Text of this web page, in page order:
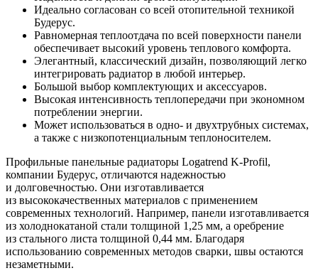
Идеально согласован со всей отопительной техникой
Будерус.
Равномерная теплоотдача по всей поверхности панели
обеспечивает высокий уровень теплового комфорта.
Элегантный, классический дизайн, позволяющий легко
интегрировать радиатор в любой интерьер.
Большой выбор комплектующих и аксессуаров.
Высокая интенсивность теплопередачи при экономном
потреблении энергии.
Может использоваться в одно- и двухтрубных системах,
а также с низкопотенциальным теплоносителем.
Профильные панельные радиаторы Logatrend K-Profil,
компании Будерус, отличаются надежностью
и долговечностью. Они изготавливается
из высококачественных материалов с применением
современных технологий. Например, панели изготавливается
из холоднокатаной стали толщиной 1,25 мм, а оребрение
из стального листа толщиной 0,44 мм. Благодаря
использованию современных методов сварки, швы остаются
незаметными.